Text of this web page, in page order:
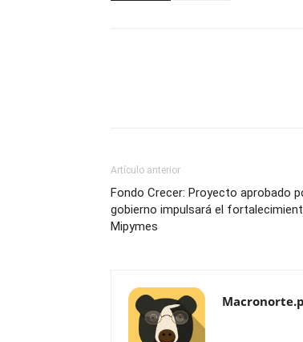
Artículo anterior
Fondo Crecer: Proyecto aprobado
gobierno impulsará el
Mipymes